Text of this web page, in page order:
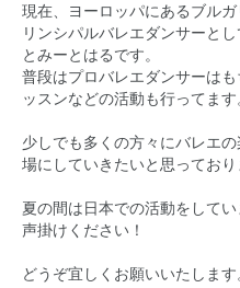
現在、ヨーロッパにあるブル
リンシパルバレエダンサーとし
とみーとはるです。
普段はプロバレエダンサーは
ッスンなどの活動も行ってます
少しでも多くの方々にバレエ
場にしていきたいと思っており
夏の間は日本での活動をして
声掛けください！
どうぞ宜しくお願いいたします